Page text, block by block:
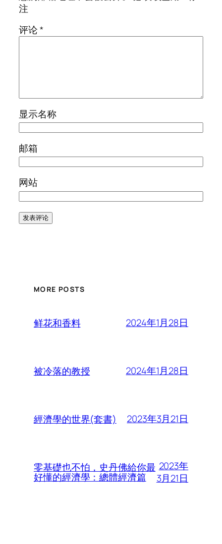
注
评论*
显示名称
邮箱
网站
MORE POSTS
鲜花和香料 2024年1月28日
被冷落的教授 2024年1月28日
經濟學的世界(套書) 2023年3月21日
零基礎也不怕，史丹佛給你最
好懂的經濟學：總體經濟篇
2023年
3月21日